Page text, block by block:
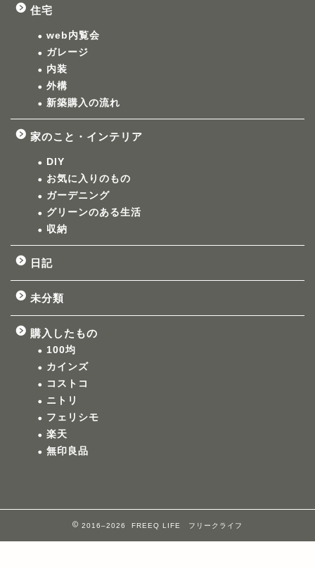
住宅
web内覧会
ガレージ
内装
外構
新築購入の流れ
家のこと・インテリア
DIY
お気に入りのもの
ガーデニング
グリーンのある生活
収納
日記
未分類
購入したもの
100均
カインズ
コストコ
ニトリ
フェリシモ
楽天
無印良品
2016–2026 FREEQ LIFE フリークライフ